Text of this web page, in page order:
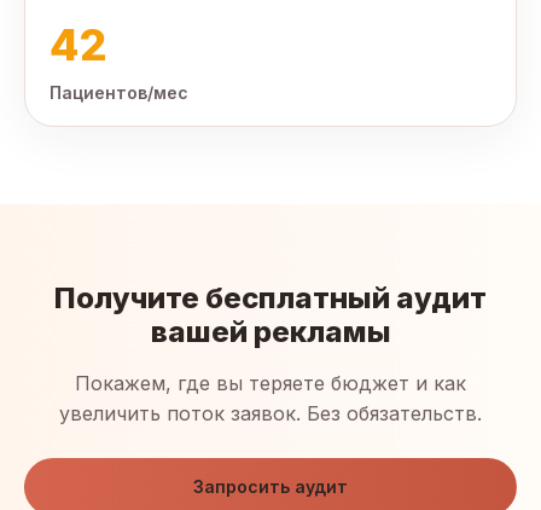
42
Пациентов/мес
Получите бесплатный аудит
вашей рекламы
Покажем, где вы теряете бюджет и как
увеличить поток заявок. Без обязательств.
Запросить аудит